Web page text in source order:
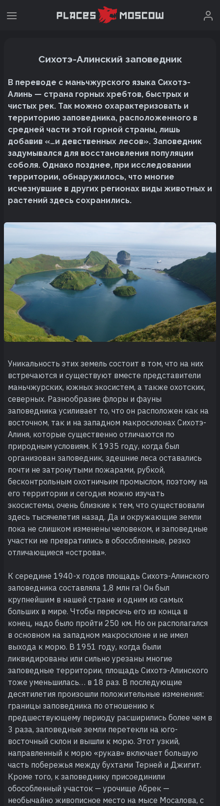
Сихотэ-Алинский заповедник
В переводе с маньчжурского языка Сихотэ-
Алинь — страна горных хребтов, быстрых и
чистых рек. Так можно охарактеризовать и
территорию заповедника, расположенного в
средней части этой горной страны, лишь
добавив «…и девственных лесов». Заповедник
задумывался для восстановления популяции
соболя. Однако позднее, при исследовании
территории, обнаружилось, что многие
исчезнувшие в других регионах виды животных и
растений здесь сохранились.
Уникальность этих земель состоит в том, что на них
встречаются и существуют вместе представители
маньчжурских, южных экосистем, а также охотских,
северных. Разнообразие флоры и фауны
заповедника усиливает то, что он расположен как на
восточном, так и на западном макросклонах Сихотэ-
Алиня, которые существенно отличаются по
природным условиям. К 1935 году, когда был
организован заповедник, здешние леса оставались
почти не затронутыми пожарами, рубкой,
бесконтрольным охотничьим промыслом, поэтому на
его территории и сегодня можно изучать
экосистемы, очень близкие к тем, что существовали
здесь тысячелетия назад. Да и окружающие земли
пока не слишком изменены человеком, и заповедные
участки не превратились в обособленные, резко
отличающиеся «острова».
К середине 1940-х годов площадь Сихотэ-Алинского
заповедника составляла 1,8 млн га! Он был
крупнейшим в нашей стране и одним из самых
больших в мире. Чтобы пересечь его из конца в
конец, надо было пройти 250 км. Но он располагался
в основном на западном макросклоне и не имел
выхода к морю. В 1951 году, когда были
ликвидированы или сильно урезаны многие
заповедные территории, площадь Сихотэ-Алинского
тоже уменьшилась… в 18 раз. В последующие
десятилетия произошли положительные изменения:
границы заповедника по отношению к
предшествующему периоду расширились более чем в
3 раза, заповедные земли перетекли на юго-
восточный склон и вышли к морю. Этот узкий,
направленный к морю «рукав» включает большую
часть побережья между бухтами Терней и Джигит.
Кроме того, к заповеднику присоединили
обособленный участок — урочище Абрек —
необычайно живописное место на мысе Мосалова, с